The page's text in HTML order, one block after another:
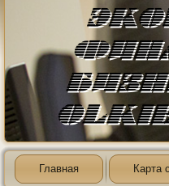
Главная Карта